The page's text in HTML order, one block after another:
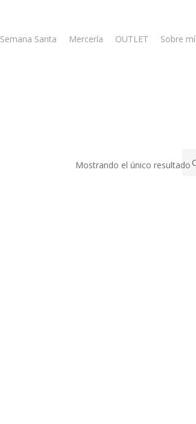
Semana Santa Mercería OUTLET Sobre mí
Mostrando el único resultado